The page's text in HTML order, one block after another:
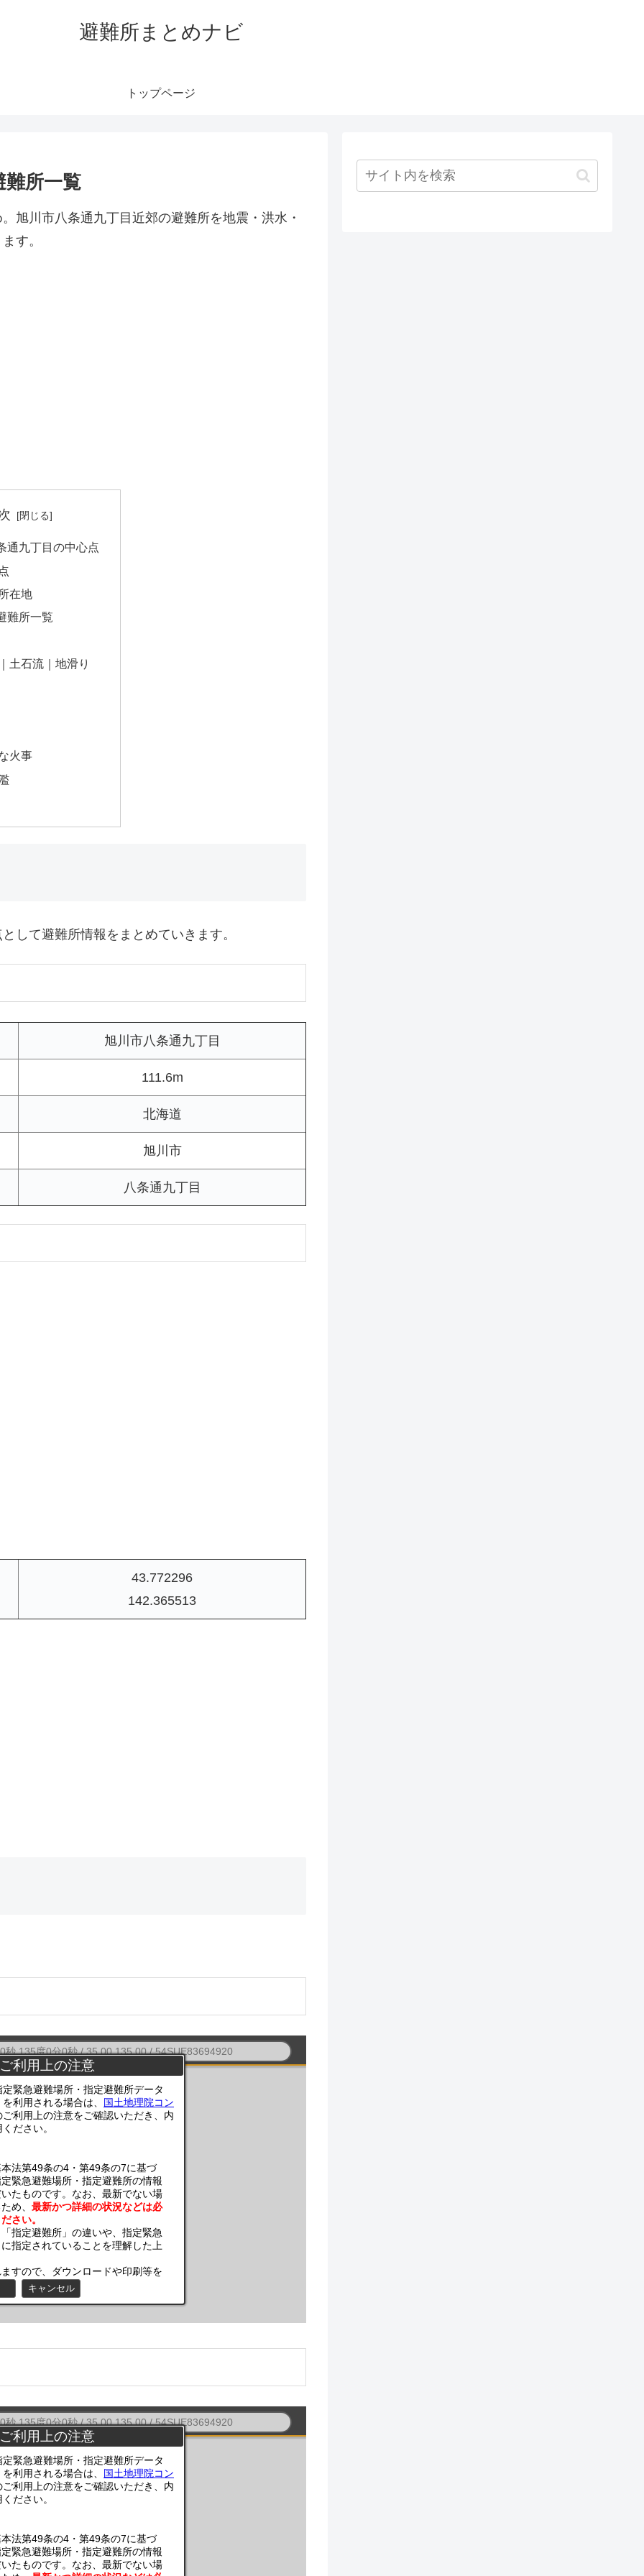
避難所まとめナビ
トップページ
難所一覧
旭川市八条通九丁目近郊の避難所を地震・洪水・
す。
通九丁目の中心点
在地
難所一覧
土石流｜地滑り
火事
して避難所情報をまとめていきます。
旭川市八条通九丁目
111.6m
北海道
旭川市
八条通九丁目
43.772296
142.365513